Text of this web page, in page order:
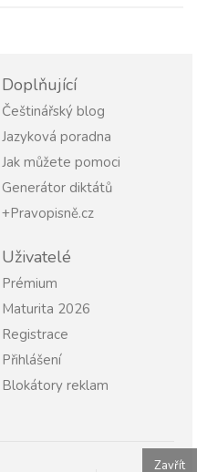
Doplňující
Češtinářský blog
Jazyková poradna
Jak můžete pomoci
Generátor diktátů
+Pravopisně.cz
Uživatelé
Prémium
Maturita 2026
Registrace
Přihlášení
Blokátory reklam
Zavřít